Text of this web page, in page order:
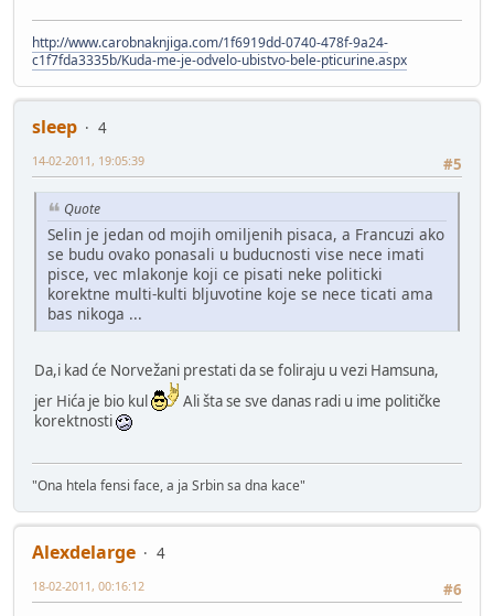
http://www.carobnaknjiga.com/1f6919dd-0740-478f-9a24-
c1f7fda3335b/Kuda-me-je-odvelo-ubistvo-bele-pticurine.aspx
sleep
4
#5
14-02-2011, 19:05:39
Quote
Selin je jedan od mojih omiljenih pisaca, a Francuzi ako
se budu ovako ponasali u buducnosti vise nece imati
pisce, vec mlakonje koji ce pisati neke politicki
korektne multi-kulti bljuvotine koje se nece ticati ama
bas nikoga ...
Da,i kad će Norvežani prestati da se foliraju u vezi Hamsuna,
jer Hića je bio kul
Ali šta se sve danas radi u ime političke
korektnosti
"Ona htela fensi face, a ja Srbin sa dna kace"
Alexdelarge
4
#6
18-02-2011, 00:16:12